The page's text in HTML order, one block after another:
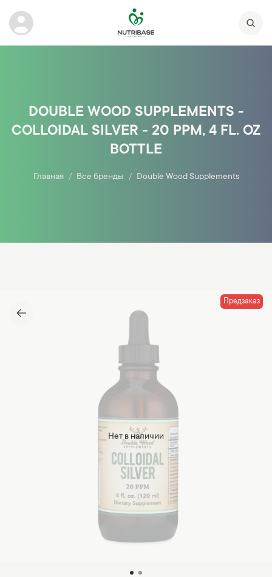
DOUBLE WOOD SUPPLEMENTS -
COLLOIDAL SILVER - 20 PPM, 4 FL. OZ
BOTTLE
Главная Все бренды Double Wood Supplements
Нет в наличии
Предзаказ